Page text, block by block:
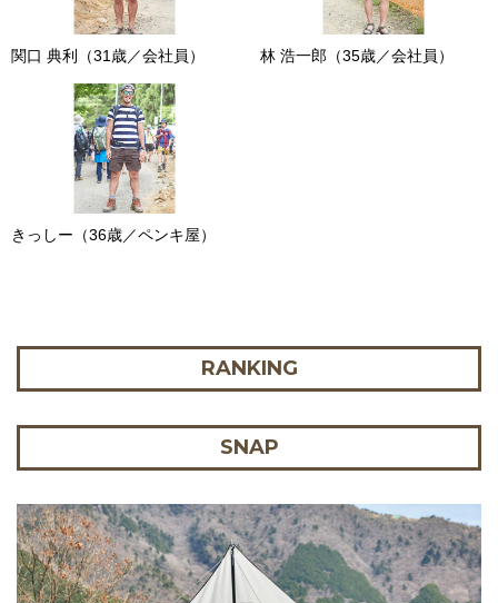
関口 典利（31歳／会社員） 林 浩一郎（35歳／会社員）
きっしー（36歳／ペンキ屋）
RANKING
SNAP